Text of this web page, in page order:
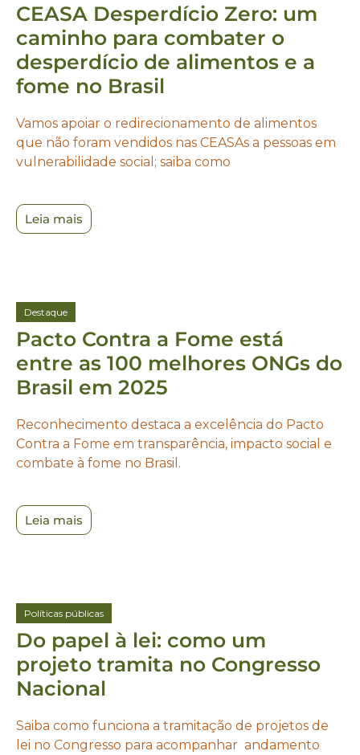
CEASA Desperdício Zero: um
caminho para combater o
desperdício de alimentos e a
fome no Brasil
Vamos apoiar o redirecionamento de alimentos
que não foram vendidos nas CEASAs a pessoas em
vulnerabilidade social; saiba como
Leia mais
Destaque
Pacto Contra a Fome está
entre as 100 melhores ONGs do
Brasil em 2025
Reconhecimento destaca a excelência do Pacto
Contra a Fome em transparência, impacto social e
combate à fome no Brasil.
Leia mais
Políticas públicas
Do papel à lei: como um
projeto tramita no Congresso
Nacional
Saiba como funciona a tramitação de projetos de
lei no Congresso para acompanhar andamento